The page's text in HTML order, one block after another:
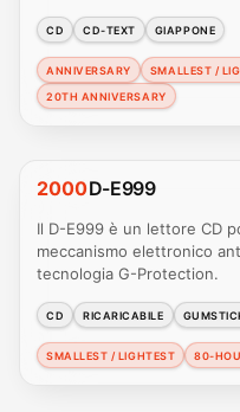
CD CD-TEXT GIAPPONE
ANNIVERSARY
SMALLEST /
20TH ANNIVERSARY
2000D-E999
Il D-E999 è un lettore CD
meccanismo elettronico
tecnologia G-Protection.
CD RICARICABILE
SMALLEST / LIGHTEST 80-